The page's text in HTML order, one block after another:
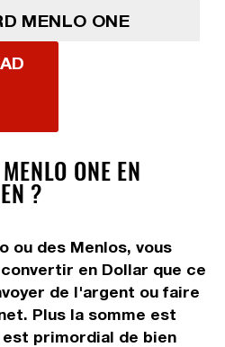
MENLO ONE
ONE EN
?
ou des Menlos, vous
en Dollar que ce
de l'argent ou faire
Plus la somme est
primordial de bien